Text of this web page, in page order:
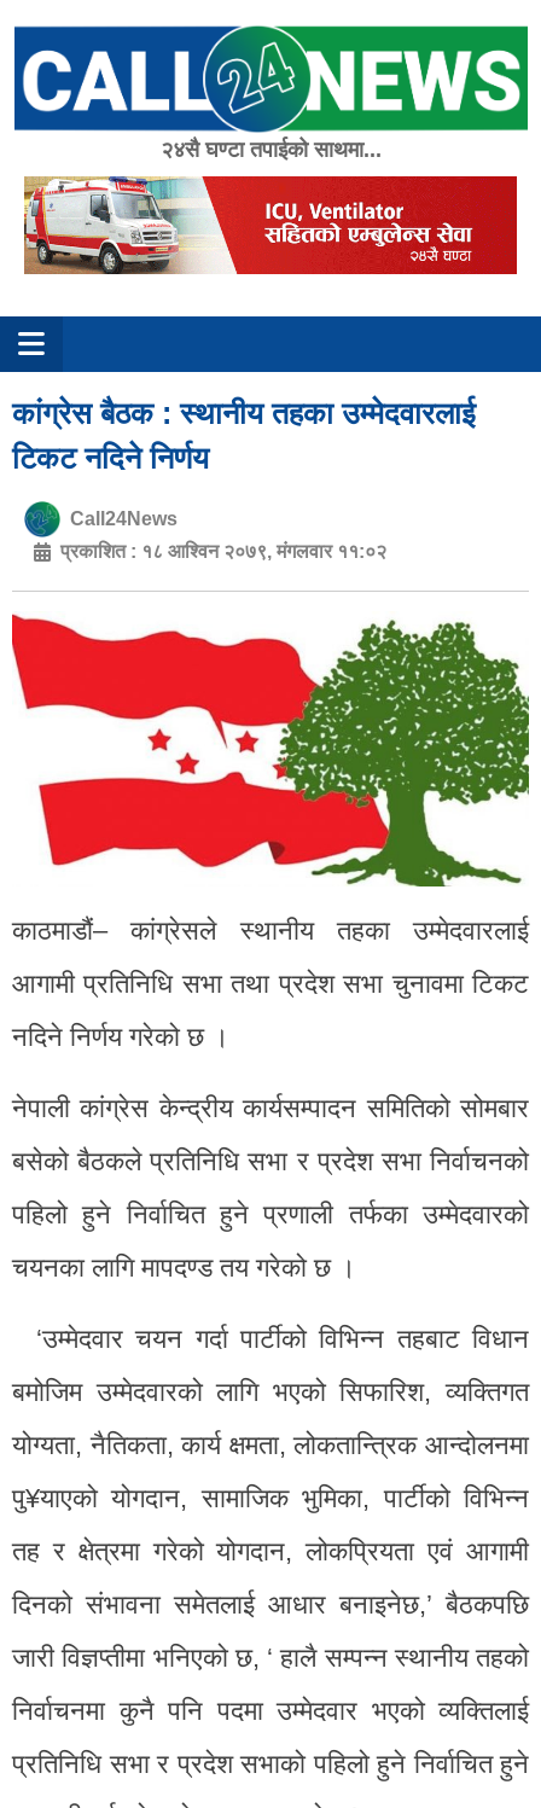
content
२४सै घण्टा तपाईको साथमा...
कांग्रेस बैठक : स्थानीय तहका उम्मेदवारलाई
टिकट नदिने निर्णय
Call24News
प्रकाशित : १८ आश्विन २०७९, मंगलवार ११:०२
काठमाडौं– कांग्रेसले स्थानीय तहका उम्मेदवारलाई
आगामी प्रतिनिधि सभा तथा प्रदेश सभा चुनावमा टिकट
नदिने निर्णय गरेको छ ।
नेपाली कांग्रेस केन्द्रीय कार्यसम्पादन समितिको सोमबार
बसेको बैठकले प्रतिनिधि सभा र प्रदेश सभा निर्वाचनको
पहिलो हुने निर्वाचित हुने प्रणाली तर्फका उम्मेदवारको
चयनका लागि मापदण्ड तय गरेको छ ।
‘उम्मेदवार चयन गर्दा पार्टीको विभिन्न तहबाट विधान
बमोजिम उम्मेदवारको लागि भएको सिफारिश, व्यक्तिगत
योग्यता, नैतिकता, कार्य क्षमता, लोकतान्त्रिक आन्दोलनमा
पु¥याएको योगदान, सामाजिक भुमिका, पार्टीको विभिन्न
तह र क्षेत्रमा गरेको योगदान, लोकप्रियता एवं आगामी
दिनको संभावना समेतलाई आधार बनाइनेछ,’ बैठकपछि
जारी विज्ञप्तीमा भनिएको छ, ‘ हालै सम्पन्न स्थानीय तहको
निर्वाचनमा कुनै पनि पदमा उम्मेदवार भएको व्यक्तिलाई
प्रतिनिधि सभा र प्रदेश सभाको पहिलो हुने निर्वाचित हुने